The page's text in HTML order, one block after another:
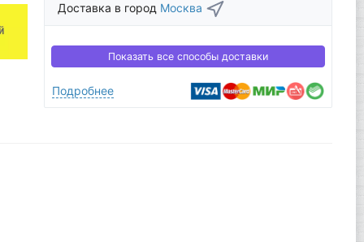
Доставка в город Москва
Показать все способы доставки
Подробнее